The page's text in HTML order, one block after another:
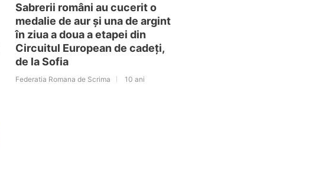
Sabrerii români au cucerit o
medalie de aur și una de argint
în ziua a doua a etapei din
Circuitul European de cadeți,
de la Sofia
Federatia Romana de Scrima 10 ani